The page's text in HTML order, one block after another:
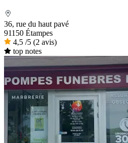
36, rue du haut pavé
91150 Étampes
4,5 /5 (2 avis)
top notes